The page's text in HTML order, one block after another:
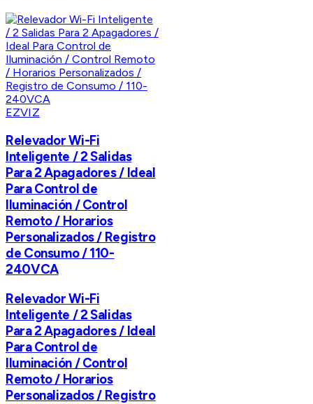
EZVIZ
Relevador Wi-Fi
Inteligente / 2 Salidas
Para 2 Apagadores / Ideal
Para Control de
Iluminación / Control
Remoto / Horarios
Personalizados / Registro
de Consumo / 110-
240VCA
Relevador Wi-Fi
Inteligente / 2 Salidas
Para 2 Apagadores / Ideal
Para Control de
Iluminación / Control
Remoto / Horarios
Personalizados / Registro